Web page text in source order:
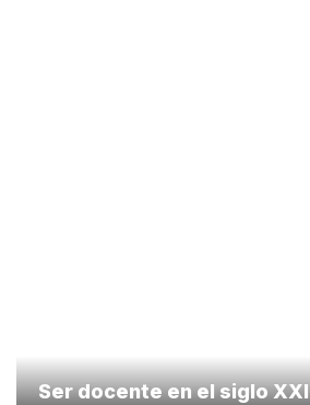
Ser docente en el siglo XXI